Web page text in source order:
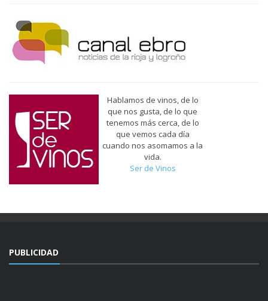
Hablamos de vinos, de lo
que nos gusta, de lo que
tenemos más cerca, de lo
que vemos cada día
cuando nos asomamos a la
vida.
Ser de Vinos
PUBLICIDAD